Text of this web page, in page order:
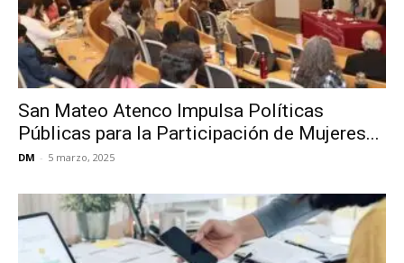
San Mateo Atenco Impulsa Políticas
Públicas para la Participación de Mujeres...
DM - 5 marzo, 2025